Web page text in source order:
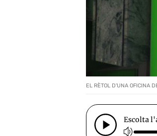
EL RÈTOL D'UNA OFICINA
Escolta